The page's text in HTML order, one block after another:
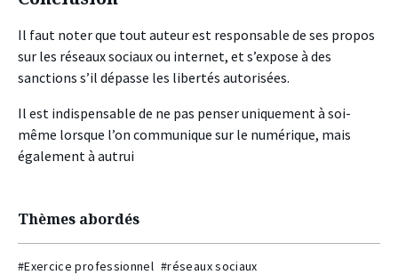
Il faut noter que tout auteur est responsable de ses propos
sur les réseaux sociaux ou internet, et s’expose à des
sanctions s’il dépasse les libertés autorisées.
Il est indispensable de ne pas penser uniquement à soi-
même lorsque l’on communique sur le numérique, mais
également à autrui
Thèmes abordés
#Exercice professionnel #réseaux sociaux